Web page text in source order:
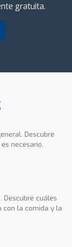
gratuita.
Descubre
necesario.
Descubre cuáles
con la comida y la